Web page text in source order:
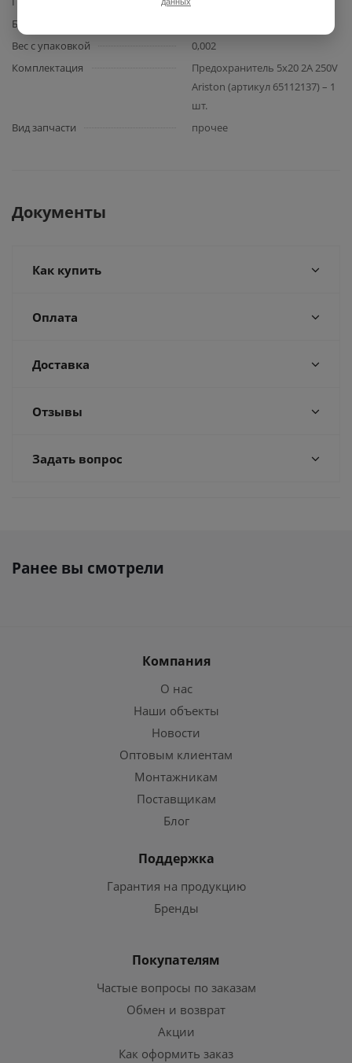
Базовая единица
Вес с упаковкой
0,002
Комплектация
Предохранитель 5x20 2A 250V
Ariston (артикул 65112137) – 1
шт.
Вид запчасти
прочее
Документы
Как купить
Оплата
Доставка
Отзывы
Задать вопрос
Ранее вы смотрели
Компания
О нас
Наши объекты
Новости
Оптовым клиентам
Монтажникам
Поставщикам
Блог
Поддержка
Гарантия на продукцию
Бренды
Покупателям
Частые вопросы по заказам
Обмен и возврат
Акции
Как оформить заказ